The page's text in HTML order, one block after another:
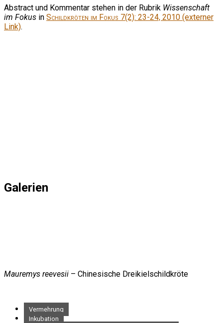
Abstract und Kommentar stehen in der Rubrik Wissenschaft
im Fokus in Schildkröten im Fokus 7(2): 23-24, 2010 (externer
Link).
Galerien
Mauremys reevesii – Chinesische Dreikielschildkröte
Vermehrung
Inkubation